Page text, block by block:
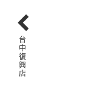
台
中
復
興
店